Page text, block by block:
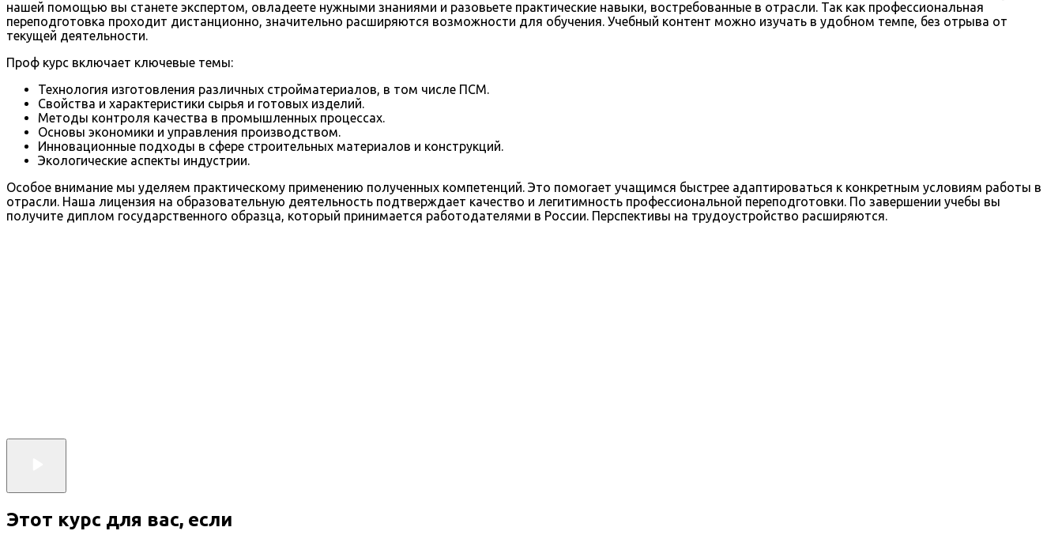
нашей помощью вы станете экспертом, овладеете нужными знаниями и разовьете практические навыки, востребованные в отрасли. Так как профессиональная
переподготовка проходит дистанционно, значительно расширяются возможности для обучения. Учебный контент можно изучать в удобном темпе, без отрыва от
текущей деятельности.
Проф курс включает ключевые темы:
Технология изготовления различных стройматериалов, в том числе ПСМ.
Свойства и характеристики сырья и готовых изделий.
Методы контроля качества в промышленных процессах.
Основы экономики и управления производством.
Инновационные подходы в сфере строительных материалов и конструкций.
Экологические аспекты индустрии.
Особое внимание мы уделяем практическому применению полученных компетенций. Это помогает учащимся быстрее адаптироваться к конкретным условиям работы в
отрасли. Наша лицензия на образовательную деятельность подтверждает качество и легитимность профессиональной переподготовки. По завершении учебы вы
получите диплом государственного образца, который принимается работодателями в России. Перспективы на трудоустройство расширяются.
Этот курс для вас, если